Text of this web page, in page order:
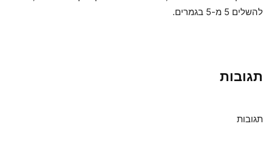
להשלים 5 מ-5 בגמרים.
תגובות
תגובות